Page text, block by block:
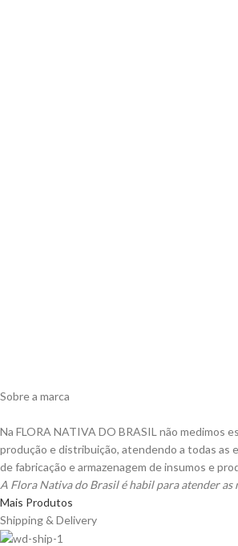
Sobre a marca
Na FLORA NATIVA DO BRASIL não medimos
produção e distribuição, atendendo a todas as
de fabricação e armazenagem de insumos e
A Flora Nativa do Brasil é habil para atender as
Mais Produtos
Shipping & Delivery